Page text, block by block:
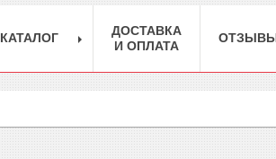
КАТАЛОГ
ДОСТАВКА
И ОПЛАТА